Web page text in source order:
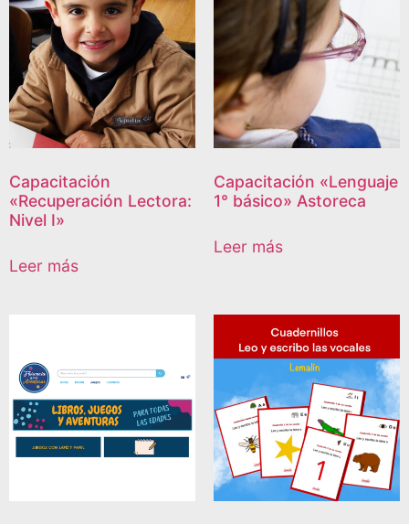
Capacitación
«Recuperación Lectora:
Nivel I»
Leer más
Capacitación «Lenguaje
1° básico» Astoreca
Leer más